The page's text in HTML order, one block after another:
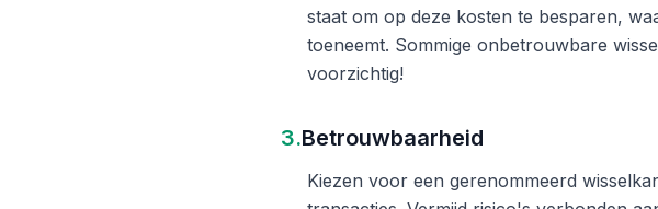
staat om op deze kosten te besparen,
toeneemt. Sommige onbetrouwbare
voorzichtig!
3.Betrouwbaarheid
Kiezen voor een gerenommeerd